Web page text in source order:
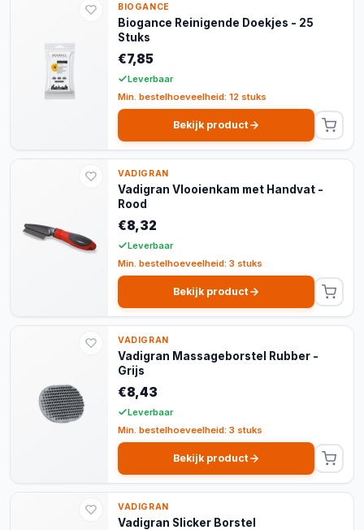
BIOGANCE
Biogance Reinigende Doekjes - 25
Stuks
€7,85
Leverbaar
Min. bestelhoeveelheid: 12 stuks
Bekijk product
VADIGRAN
Vadigran Vlooienkam met Handvat -
Rood
€8,32
Leverbaar
Min. bestelhoeveelheid: 3 stuks
Bekijk product
VADIGRAN
Vadigran Massageborstel Rubber -
Grijs
€8,43
Leverbaar
Min. bestelhoeveelheid: 3 stuks
Bekijk product
VADIGRAN
Vadigran Slicker Borstel